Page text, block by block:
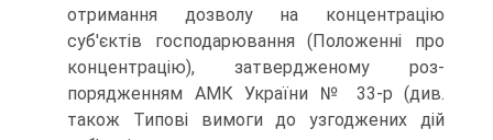
отримання дозволу на концентрацію
суб'єктів господарю­вання (Положенні про
концентрацію), затвердженому роз­
порядженням АМК України № 33-р (див.
також Типові ви­моги до узгоджених дій